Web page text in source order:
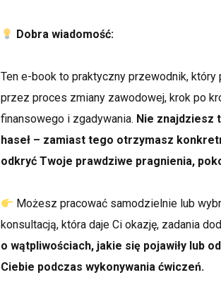
Dobra wiadomość:
Ten e-book to praktyczny przewodnik, który
przez proces zmiany zawodowej, krok po
finansowego i zgadywania. Nie znajdziesz
haseł – zamiast tego otrzymasz
odkryć Twoje prawdziwe pragnienia,
Możesz pracować samodzielnie lub
konsultacją, która daje Ci okazję, zadania
o wątpliwościach, jakie się pojawiły lub
Ciebie podczas wykonywania ćwiczeń.